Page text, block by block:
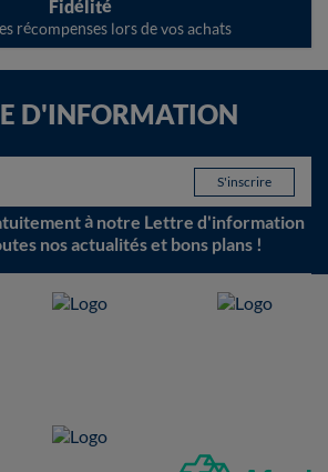
Fidélité
récompenses lors de vos achats
D'INFORMATION
à notre Lettre d'information
nos actualités et bons plans !